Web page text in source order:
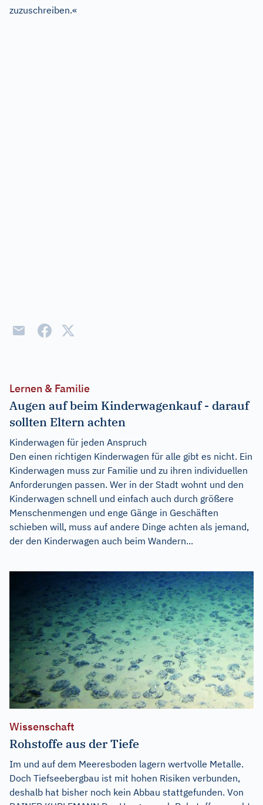
zuzuschreiben.«
Lernen & Familie
Augen auf beim Kinderwagenkauf - darauf
sollten Eltern achten
Kinderwagen für jeden Anspruch
Den einen richtigen Kinderwagen für alle gibt es nicht. Ein
Kinderwagen muss zur Familie und zu ihren individuellen
Anforderungen passen. Wer in der Stadt wohnt und den
Kinderwagen schnell und einfach auch durch größere
Menschenmengen und enge Gänge in Geschäften
schieben will, muss auf andere Dinge achten als jemand,
der den Kinderwagen auch beim Wandern...
Wissenschaft
Rohstoffe aus der Tiefe
Im und auf dem Meeresboden lagern wertvolle Metalle.
Doch Tiefseebergbau ist mit hohen Risiken verbunden,
deshalb hat bisher noch kein Abbau stattgefunden. Von